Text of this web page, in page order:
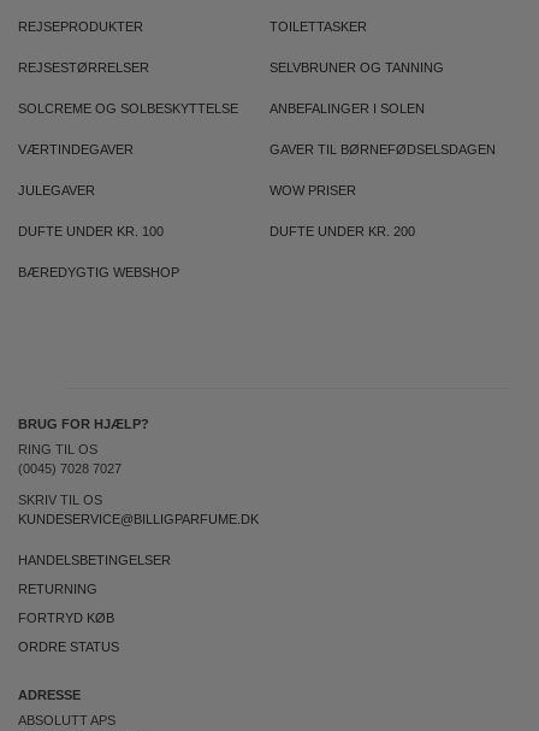
REJSEPRODUKTER TOILETTASKER
REJSESTØRRELSER SELVBRUNER OG TANNING
SOLCREME OG SOLBESKYTTELSE ANBEFALINGER I SOLEN
VÆRTINDEGAVER GAVER TIL BØRNEFØDSELSDAGEN
JULEGAVER WOW PRISER
DUFTE UNDER KR. 100 DUFTE UNDER KR. 200
BÆREDYGTIG WEBSHOP
BRUG FOR HJÆLP?
RING TIL OS
(0045) 7028 7027
SKRIV TIL OS
KUNDESERVICE@BILLIGPARFUME.DK
HANDELSBETINGELSER
RETURNING
FORTRYD KØB
ORDRE STATUS
ADRESSE
ABSOLUTT APS